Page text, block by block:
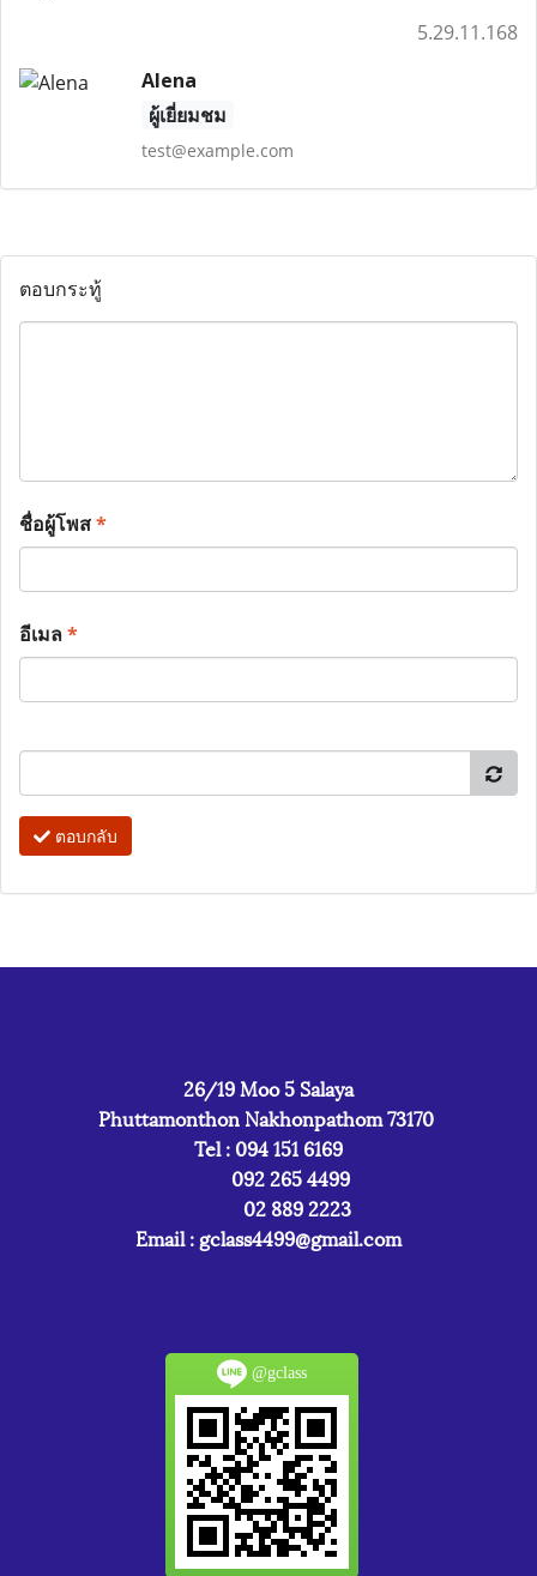
5.29.11.168
Alena
ผู้เยี่ยมชม
test@example.com
ตอบกระทู้
ชื่อผู้โพส*
อีเมล*
ตอบกลับ
26/19 Moo 5 Salaya
Phuttamonthon Nakhonpathom 73170
Tel : 094 151 6169
092 265 4499
02 889 2223
Email : gclass4499@gmail.com
@gclass